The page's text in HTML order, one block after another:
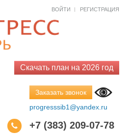
ВОЙТИ РЕГИСТРАЦИЯ
Скачать план на 2026 год
Заказать звонок
progresssib1@yandex.ru
+7 (383) 209-07-78